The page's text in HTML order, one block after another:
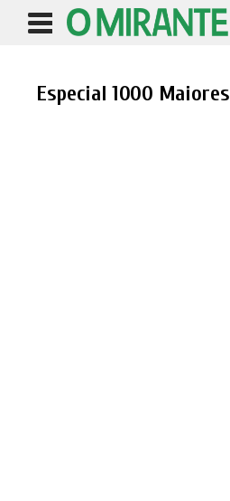
Especial 1000 Maiores